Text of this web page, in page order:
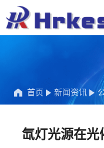
首页 新闻资讯
氙灯光源在光